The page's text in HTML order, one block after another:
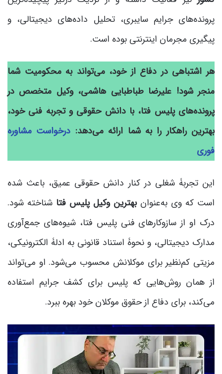
پرونده‌های جرایم سایبری، تحلیل داده‌های دیجیتالی، و
پیگیری مجرمان اینترنتی بوده است.
هر اشتباهی در دفاع از خود، می‌تواند به محکومیت شما
منجر شود! علیرضا طباطبایی هاشمی، وکیل متخصص در
پرونده‌های پلیس فتا، با دانش حقوقی و تجربۀ فنی خود،
بهترین راهکار را به شما ارائه می‌دهد: درخواست مشاوره
فوری
این تجربۀ شغلی در کنار دانش حقوقی عمیق، باعث شده
است که وی به‌عنوانبهترین وکیل پلیس فتا شناخته شود.
درک او از سازوکارهای فنی پلیس فتا، شیوه‌های جمع‌آوری
مدارک دیجیتالی، و نحوۀ استناد قانونی به ادلۀ الکترونیکی،
مزیتی کم‌نظیر برای موکلانش محسوب می‌شود. او می‌تواند
از همان روش‌هایی که پلیس برای کشف جرایم استفاده
می‌کند، برای دفاع از حقوق موکلان خود بهره ببرد.